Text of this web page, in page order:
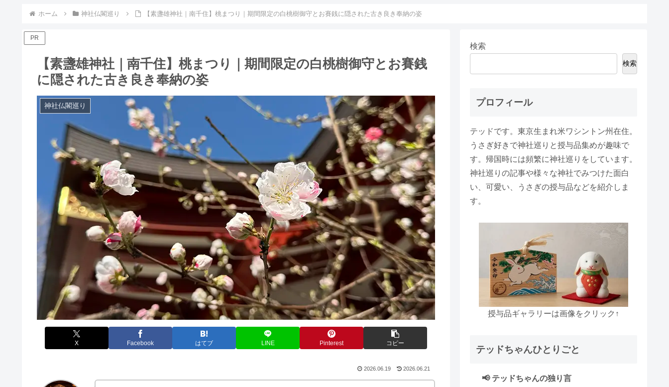
ホーム 神社仏閣巡り 【素盞雄神社｜南千住】桃まつり｜期間限定の白桃樹御守とお賽銭に隠された古き良き奉納の姿
PR
【素盞雄神社｜南千住】桃まつり｜期間限定の白桃樹御守とお賽銭
に隠された古き良き奉納の姿
神社仏閣巡り
X Facebook はてブ LINE Pinterest コピー
2026.06.19 2026.06.21
検索
検索
プロフィール
テッドです。東京生まれ米ワシントン州在住。
うさぎ好きで神社巡りと授与品集めが趣味で
す。帰国時には頻繁に神社巡りをしています。
神社巡りの記事や様々な神社でみつけた面白
い、可愛い、うさぎの授与品などを紹介しま
す。
授与品ギャラリーは画像をクリック↑
テッドちゃんひとりごと
📢 テッドちゃんの独り言